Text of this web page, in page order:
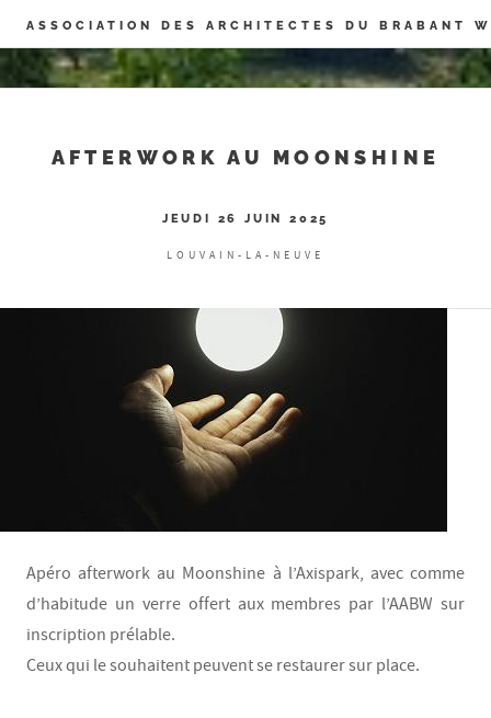
Panneau de gestion des cookies
ASSOCIATION DES ARCHITECTES DU BRABANT
AFTERWORK AU MOONSHINE
JEUDI 26 JUIN 2025
LOUVAIN-LA-NEUVE
Apéro afterwork au Moonshine à l’Axispark, avec comme
d’habitude un verre offert aux membres par l’AABW sur
inscription prélable.
Ceux qui le souhaitent peuvent se restaurer sur place.